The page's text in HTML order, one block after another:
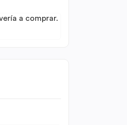
a comprar.